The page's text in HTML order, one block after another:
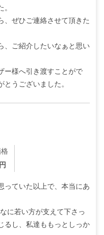
、ぜひご連絡させて頂きた
、ご紹介したいなぁと思い
ー様へ引き渡すことがで
うございました。
っていた以上で、本当にあ
に若い方が支えて下さっ
るし、私達ももっとしっか